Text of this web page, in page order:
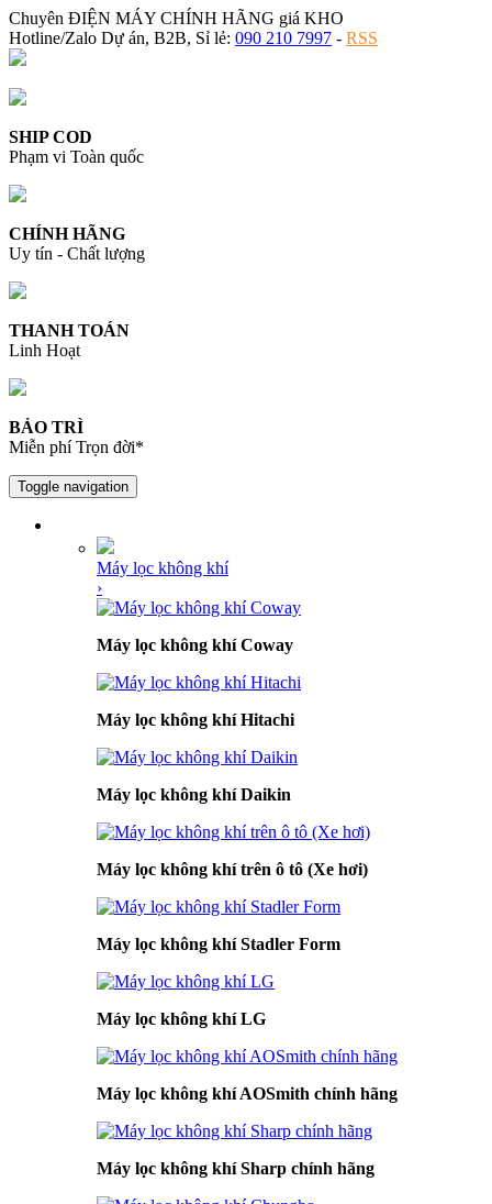
Chuyên ĐIỆN MÁY CHÍNH HÃNG giá KHO
Hotline/Zalo Dự án, B2B, Sỉ lẻ: 090 210 7997 - RSS
SHIP COD
Phạm vi Toàn quốc
CHÍNH HÃNG
Uy tín - Chất lượng
THANH TOÁN
Linh Hoạt
BẢO TRÌ
Miễn phí Trọn đời*
Toggle navigation
Máy lọc không khí
›
Máy lọc không khí Coway
Máy lọc không khí Hitachi
Máy lọc không khí Daikin
Máy lọc không khí trên ô tô (Xe hơi)
Máy lọc không khí Stadler Form
Máy lọc không khí LG
Máy lọc không khí AOSmith chính hãng
Máy lọc không khí Sharp chính hãng